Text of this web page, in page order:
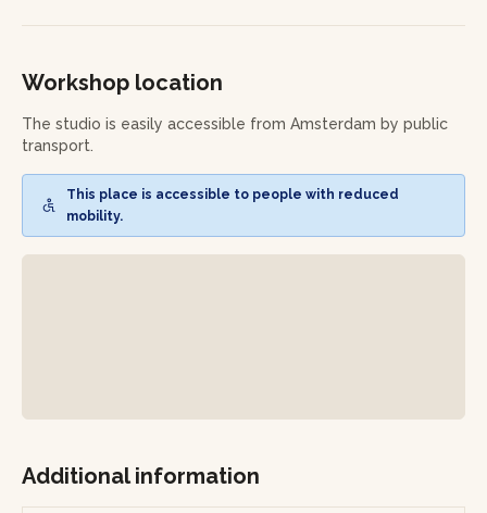
and other elements to create a balanced, living miniature
The workshop will finish with tips on how to care for your
terrarium over time. You’ll leave with your own creation,
ready to display at home.
Workshop location
The studio is easily accessible from Amsterdam by public
transport.
This place is accessible to people with reduced
mobility.
Additional information